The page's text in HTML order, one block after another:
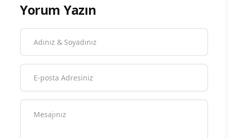
Yorum Yazın